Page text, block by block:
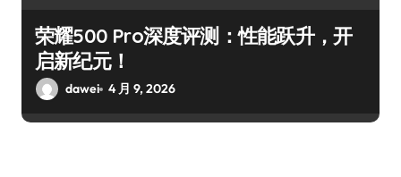
荣耀500 Pro深度评测：性能跃升，开
启新纪元！
dawei 4 月 9, 2026